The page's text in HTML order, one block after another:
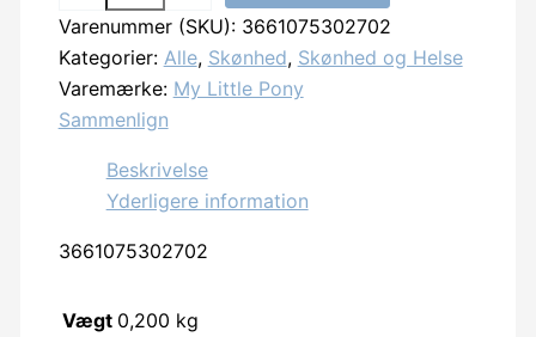
Pony
-
Neglelak
polish
3
vandbaseret
Varenummer (SKU): 3661075302702
Kategorier: Alle, Skønhed, Skønhed og Helse
Varemærke: My Little Pony
Sammenlign
Beskrivelse
Yderligere information
3661075302702
Vægt 0,200 kg